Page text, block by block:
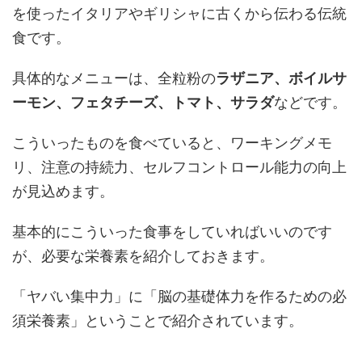
を使ったイタリアやギリシャに古くから伝わる伝統
食です。
具体的なメニューは、全粒粉のラザニア、ボイルサ
ーモン、フェタチーズ、トマト、サラダなどです。
こういったものを食べていると、ワーキングメモ
リ、注意の持続力、セルフコントロール能力の向上
が見込めます。
基本的にこういった食事をしていればいいのです
が、必要な栄養素を紹介しておきます。
「ヤバい集中力」に「脳の基礎体力を作るための必
須栄養素」ということで紹介されています。